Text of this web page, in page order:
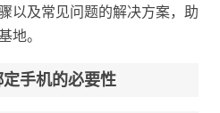
以及常见问题的解决方案，助
地。
手机的必要性